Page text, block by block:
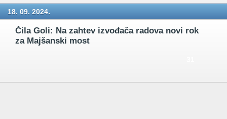
18. 09. 2024.
Čila Goli: Na zahtev izvođača radova novi rok
za Majšanski most